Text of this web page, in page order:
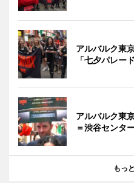
アルバルク東
「七夕パレード
アルバルク東
＝渋谷センタ
もっ